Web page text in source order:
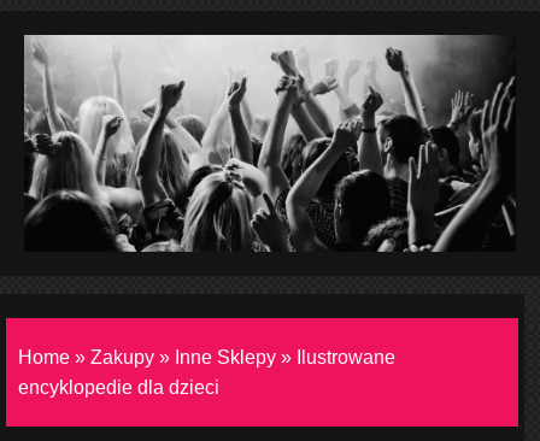
Home » Zakupy » Inne Sklepy »
Ilustrowane
encyklopedie dla dzieci